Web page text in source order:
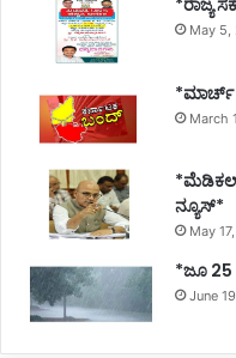
*ರಾಜ್ಯ
May 5,
*ಮಾರ್ಚ್
March
*ಮೆಡಿಕಲ್
ನ್ಯೂಸ್*
May
*ಜೂ 25
June